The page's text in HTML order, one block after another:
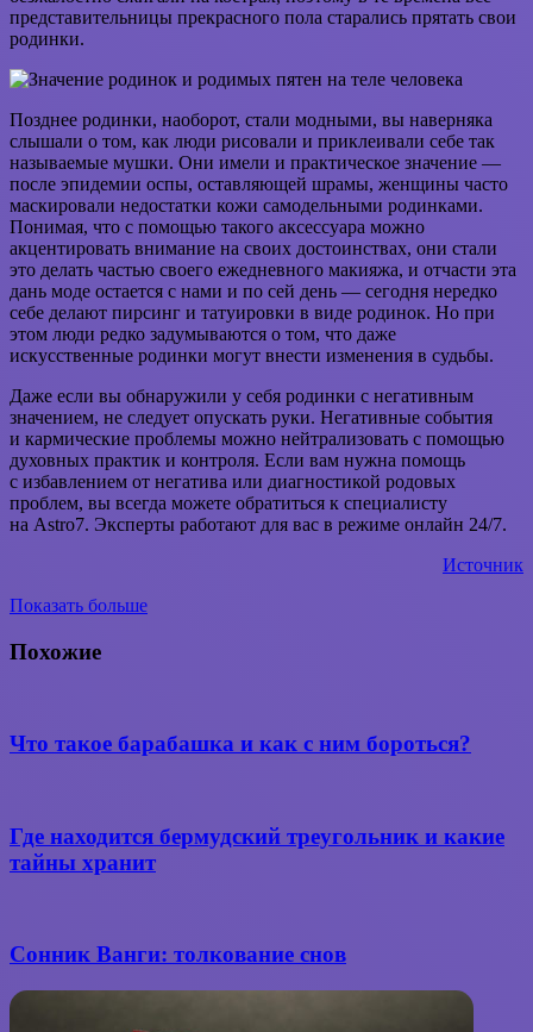
представительницы прекрасного пола старались прятать свои
родинки.
Позднее родинки, наоборот, стали модными, вы наверняка
слышали о том, как люди рисовали и приклеивали себе так
называемые мушки. Они имели и практическое значение —
после эпидемии оспы, оставляющей шрамы, женщины часто
маскировали недостатки кожи самодельными родинками.
Понимая, что с помощью такого аксессуара можно
акцентировать внимание на своих достоинствах, они стали
это делать частью своего ежедневного макияжа, и отчасти эта
дань моде остается с нами и по сей день — сегодня нередко
себе делают пирсинг и татуировки в виде родинок. Но при
этом люди редко задумываются о том, что даже
искусственные родинки могут внести изменения в судьбы.
Даже если вы обнаружили у себя родинки с негативным
значением, не следует опускать руки. Негативные события
и кармические проблемы можно нейтрализовать с помощью
духовных практик и контроля. Если вам нужна помощь
с избавлением от негатива или диагностикой родовых
проблем, вы всегда можете обратиться к специалисту
на Astro7. Эксперты работают для вас в режиме онлайн 24/7.
Источник
Показать больше
через
Похожие
Что такое барабашка и как с ним бороться?
Где находится бермудский треугольник и какие
тайны хранит
Сонник Ванги: толкование снов